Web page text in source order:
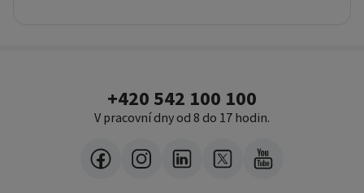
+420 542 100 100
V pracovní dny od 8 do 17 hodin.